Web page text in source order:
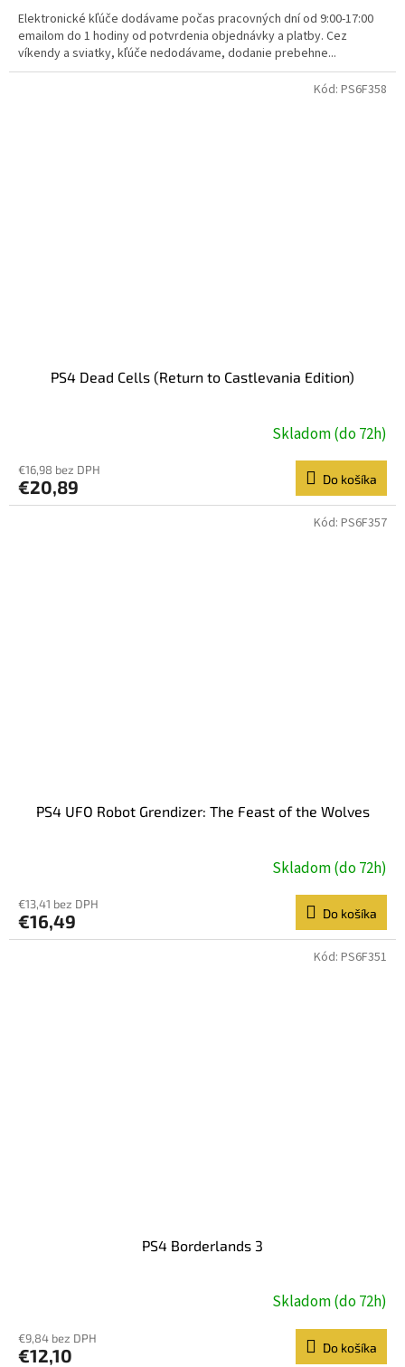
Elektronické kľúče dodávame počas pracovných dní od 9:00-17:00
emailom do 1 hodiny od potvrdenia objednávky a platby. Cez
víkendy a sviatky, kľúče nedodávame, dodanie prebehne...
PS4 Dead Cells (Return to Castlevania Edition)
Skladom (do 72h)
€16,98 bez DPH
€20,89 Do košíka
Kód: PS6F358
PS4 UFO Robot Grendizer: The Feast of the Wolves
Skladom (do 72h)
€13,41 bez DPH
€16,49 Do košíka
Kód: PS6F357
PS4 Borderlands 3
Skladom (do 72h)
€9,84 bez DPH
€12,10 Do košíka
Kód: PS6F351